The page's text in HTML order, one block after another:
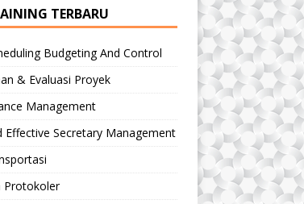
TERBARU
Budgeting And Control
& Evaluasi Proyek
Management
Effective Secretary Management
Protokoler